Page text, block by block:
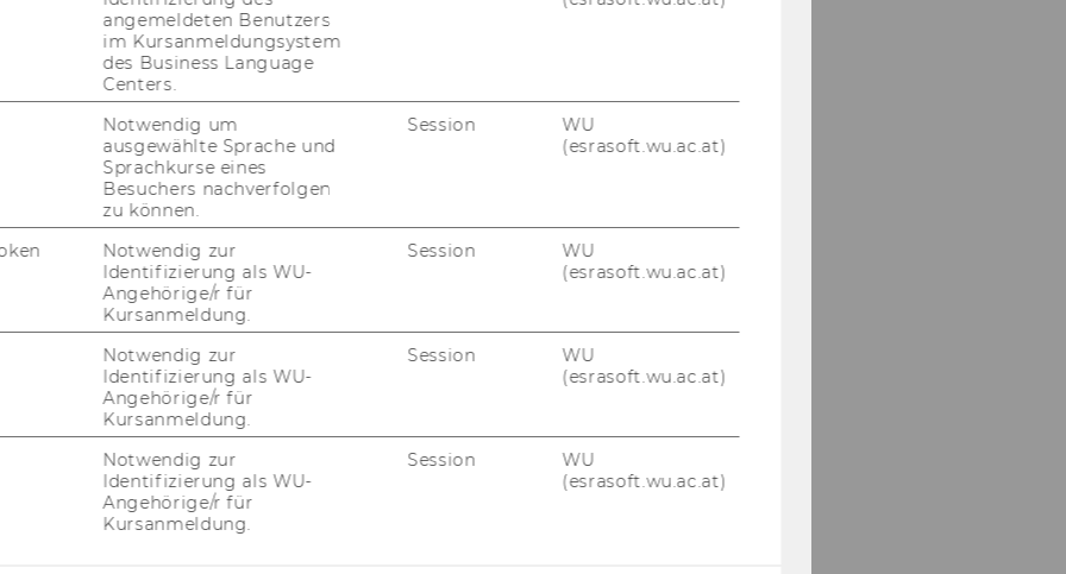
Die Wie­der­be­stel­lung von Per­so­nen,
in prae doc inne hat­ten,
Uni­ver­si­täts­as­sis­ten­ten post doc/einer
im Ten­ure Track mög­lich.
bei schriftlichen Prüfungen
Aufgaben
Dissertation
Diplomstudium der
angemeldeten Benutzers
im Kursanmeldungsystem
des Business Language
Centers.
Notwendig um
ausgewählte Sprache und
Sprachkurse eines
Besuchers nachverfolgen
zu können.
Session
WU
(esrasoft.wu.ac.at)
Notwendig zur
Identifizierung als WU-
Angehörige/r für
Kursanmeldung.
Session
WU
(esrasoft.wu.ac.at)
Notwendig zur
Identifizierung als WU-
Angehörige/r für
Kursanmeldung.
Session
WU
(esrasoft.wu.ac.at)
Notwendig zur
Identifizierung als WU-
Angehörige/r für
Kursanmeldung.
Session
WU
(esrasoft.wu.ac.at)